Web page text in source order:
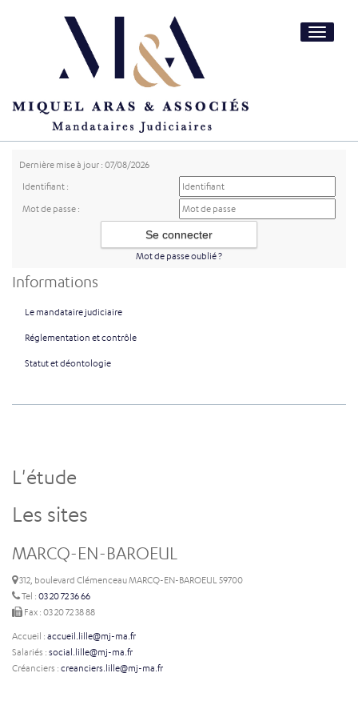
Toggle
Dernière mise à jour : 07/08/2026
Identifiant :
Mot de passe :
Mot de passe oublié ?
Informations
Le mandataire judiciaire
Réglementation et contrôle
Statut et déontologie
L'étude
Les sites
MARCQ-EN-BAROEUL
312, boulevard Clémenceau MARCQ-EN-BAROEUL 59700
Tel : 03 20 72 36 66
Fax : 03 20 72 38 88
Accueil : accueil.lille@mj-ma.fr
Salariés : social.lille@mj-ma.fr
Créanciers : creanciers.lille@mj-ma.fr